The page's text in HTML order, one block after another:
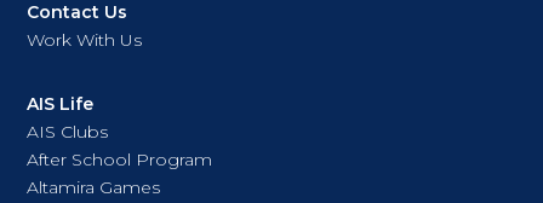
Contact Us
Work With Us
AIS Life
AIS Clubs
After School Program
Altamira Games